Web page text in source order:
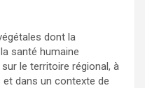
dont la
santé humaine
le territoire régional, à
dans un contexte de